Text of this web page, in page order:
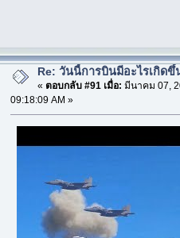
Re: วันนี้การบินมีอะไรเกิดขึ้
« ตอบกลับ #91 เมื่อ: มีนาคม 07,
09:18:09 AM »